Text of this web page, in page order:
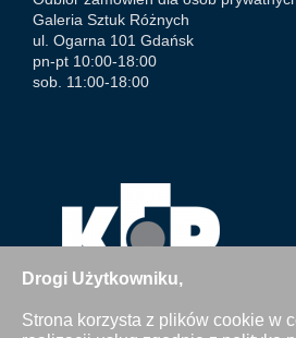
Drogi Użytkowniku,
Strona korzysta z plików cookie w
Galeria Sztuk Różnych
ul. Ogarna 101 Gdańsk
pn-pt 10:00-18:00
sob. 11:00-18:00